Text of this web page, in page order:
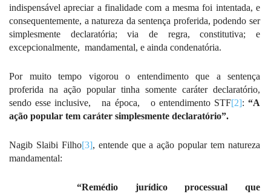
indispensável apreciar a finalidade com a mesma foi intentada, e
consequentemente, a natureza da sentença proferida, podendo ser
simplesmente declaratória; via de regra, constitutiva; e
excepcionalmente, mandamental, e ainda condenatória.
Por muito tempo vigorou o entendimento que a sentença
proferida na ação popular tinha somente caráter declaratório,
sendo esse inclusive,
na época, o entendimento STF[2]:“A
ação popular tem caráter simplesmente declaratório”.
Nagib Slaibi Filho[3], entende que a ação popular tem natureza
mandamental:
“Remédio jurídico processual que